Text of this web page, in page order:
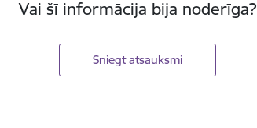
Vai šī informācija bija noderīga?
Sniegt atsauksmi